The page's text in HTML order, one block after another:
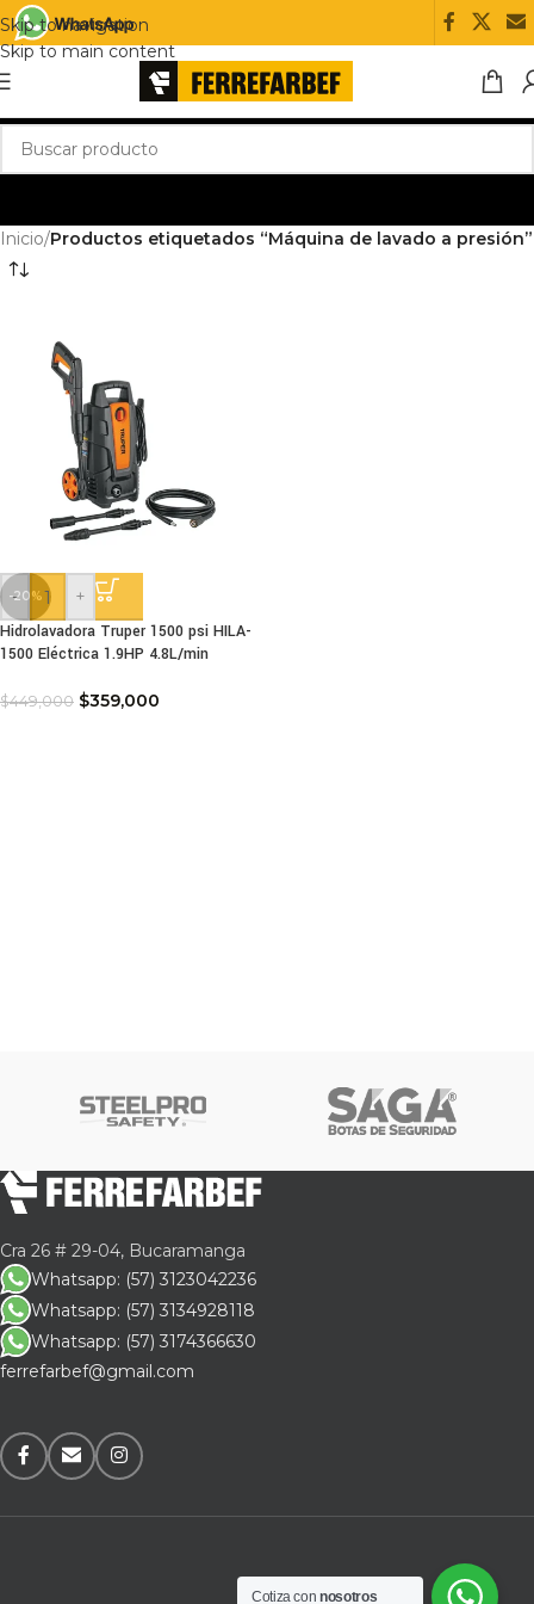
Skip to navigation
Skip to main content
Inicio/Productos etiquetados “Máquina de lavado a presión”
-20%
-
+
Hidrolavadora Truper 1500 psi HILA-
1500 Eléctrica 1.9HP 4.8L/min
$449,000 $359,000
Cra 26 # 29-04, Bucaramanga
Whatsapp: (57) 3123042236
Whatsapp: (57) 3134928118
Whatsapp: (57) 3174366630
ferrefarbef@gmail.com
Cotiza connosotros